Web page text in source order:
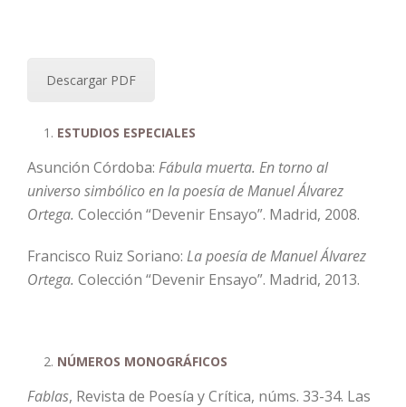
Descargar PDF
ESTUDIOS ESPECIALES
Asunción Córdoba: Fábula muerta. En torno al
universo simbólico en la poesía de Manuel Álvarez
Ortega. Colección “Devenir Ensayo”. Madrid, 2008.
Francisco Ruiz Soriano: La poesía de Manuel Álvarez
Ortega. Colección “Devenir Ensayo”. Madrid, 2013.
NÚMEROS MONOGRÁFICOS
Fablas, Revista de Poesía y Crítica, núms. 33-34. Las